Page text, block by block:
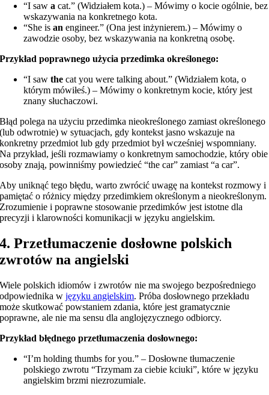
“I sawa cat.” (Widziałem kota.) – Mówimy o kocie ogólnie, bez
wskazywania na konkretnego kota.
“She isan engineer.” (Ona jest inżynierem.) – Mówimy o
zawodzie osoby, bez wskazywania na konkretną osobę.
Przykład poprawnego użycia przedimka określonego:
“I sawthe cat you were talking about.” (Widziałem kota, o
którym mówiłeś.) – Mówimy o konkretnym kocie, który jest
znany słuchaczowi.
Błąd polega na użyciu przedimka nieokreślonego zamiast określonego
(lub odwrotnie) w sytuacjach, gdy kontekst jasno wskazuje na
konkretny przedmiot lub gdy przedmiot był wcześniej wspomniany.
Na przykład, jeśli rozmawiamy o konkretnym samochodzie, który obie
osoby znają, powinniśmy powiedzieć “the car” zamiast “a car”.
Aby uniknąć tego błędu, warto zwrócić uwagę na kontekst rozmowy i
pamiętać o różnicy między przedimkiem określonym a nieokreślonym.
Zrozumienie i poprawne stosowanie przedimków jest istotne dla
precyzji i klarowności komunikacji w języku angielskim.
4. Przetłumaczenie dosłowne polskich
zwrotów na angielski
Wiele polskich idiomów i zwrotów nie ma swojego bezpośredniego
odpowiednika wjęzyku angielskim. Próba dosłownego przekładu
może skutkować powstaniem zdania, które jest gramatycznie
poprawne, ale nie ma sensu dla anglojęzycznego odbiorcy.
Przykład błędnego przetłumaczenia dosłownego:
“I’m holding thumbs for you.” – Dosłowne tłumaczenie
polskiego zwrotu “Trzymam za ciebie kciuki”, które w języku
angielskim brzmi niezrozumiale.